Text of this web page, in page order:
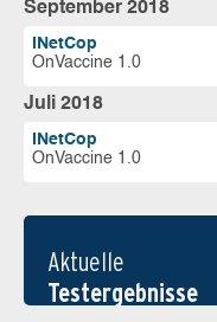
September 2018
INetCop
OnVaccine 1.0
Juli 2018
INetCop
OnVaccine 1.0
Aktuelle
Testergebnisse